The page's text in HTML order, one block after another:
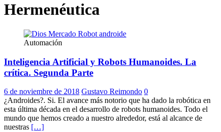
Hermenéutica
Automación
Inteligencia Artificial y Robots Humanoides. La
crítica. Segunda Parte
6 de noviembre de 2018 Gustavo Reimondo 0
¿Androides?. Si. El avance más notorio que ha dado la robótica en
esta última década en el desarrollo de robots humanoides. Todo el
mundo que hemos creado a nuestro alrededor, está al alcance de
nuestras […]